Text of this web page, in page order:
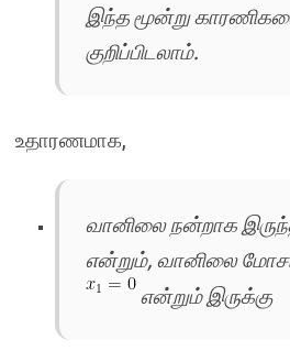
இந்த மூன்று
குறிப்பிடலாம்.
உதாரணமாக,
வானிலை நன்றாக
என்றும், வானிலை
என்றும் இருக்கு